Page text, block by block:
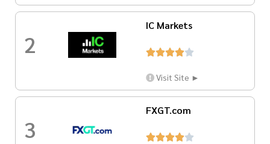
2
IC Markets

Visit Site ►
3
FXGT.com
